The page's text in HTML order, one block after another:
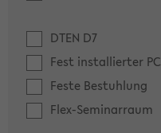
DTEN D7
Fest installierter PC
Feste Bestuhlung
Flex-Seminarraum